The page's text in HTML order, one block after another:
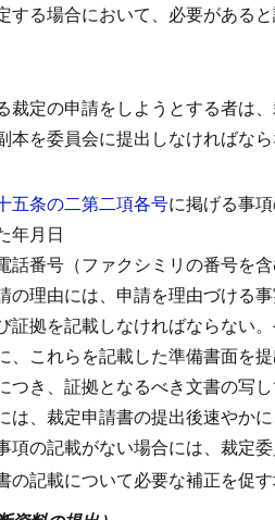
する場合において、必要がある
裁定の申請をしようとする者は
を委員会に提出しなければなら
五条の二第二項各号に掲げる事
年月日
番号（ファクシミリの番号を含
の理由には、申請を理由づける
拠を記載しなければならない。
これらを記載した準備書面を提
き、証拠となるべき文書の写
、裁定申請書の提出後速やか
項の記載がない場合には、裁定
の記載について必要な補正を促